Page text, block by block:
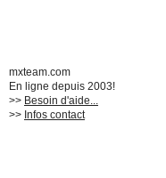
mxteam.com
En ligne depuis 2003!
>> Besoin d'aide...
>> Infos contact